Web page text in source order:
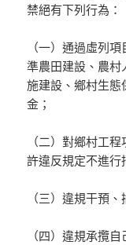
禁絕有下列行為：
（一）通過虛列
準農田建設、農
施建設、鄉村生
金；
（二）對鄉村工
許違反規定不進行
（三）違規干預
（四）違規承攬